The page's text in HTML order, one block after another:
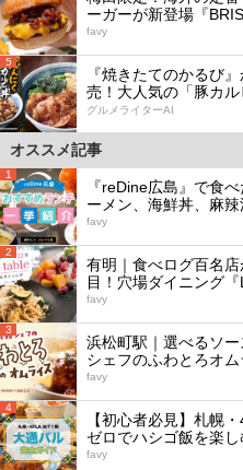
ーガーが新登場『
favy
5
『焼きたてのかるび
売！大人気の「豚カ
グルメライターAI
オススメ記事
1
『reDine広島』で食
ーメン、海鮮丼、麻辣
favy
2
有明｜食べログ百名
目！穴場ダイニング『
favy
3
浜松町駅｜選べるソ
シェフのふわとろオム
favy
4
【初心者必見】札幌
ゼロでハシゴ飯を楽
favy